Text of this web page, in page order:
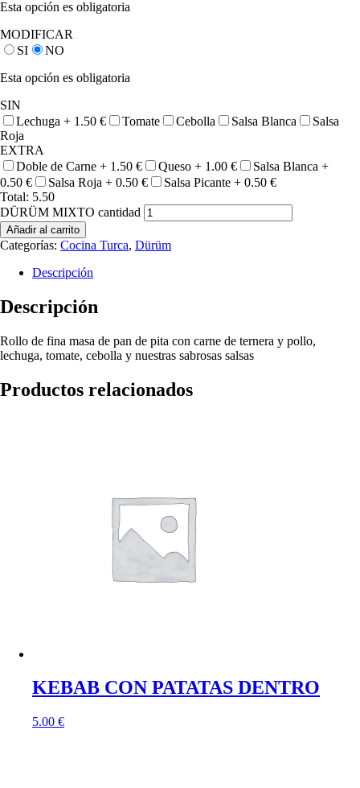
Esta opción es obligatoria
MODIFICAR
SI
NO
Esta opción es obligatoria
SIN
Lechuga + 1.50 € Tomate Cebolla Salsa Blanca
Salsa
Roja
EXTRA
Doble de Carne + 1.50 € Queso + 1.00 €
Salsa Blanca +
0.50 € Salsa Roja + 0.50 € Salsa Picante + 0.50 €
Total: 5.50
DÜRÜM MIXTO cantidad
Añadir al carrito
Categorías: Cocina Turca, Dürüm
Descripción
Descripción
Rollo de fina masa de pan de pita con carne de ternera y pollo,
lechuga, tomate, cebolla y nuestras sabrosas salsas
Productos relacionados
KEBAB CON PATATAS DENTRO
5.00 €